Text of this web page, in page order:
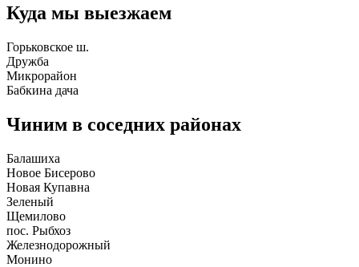
Куда мы выезжаем
Горьковское ш.
Дружба
Микрорайон
Бабкина дача
Чиним в соседних районах
Балашиха
Новое Бисерово
Новая Купавна
Зеленый
Щемилово
пос. Рыбхоз
Железнодорожный
Монино